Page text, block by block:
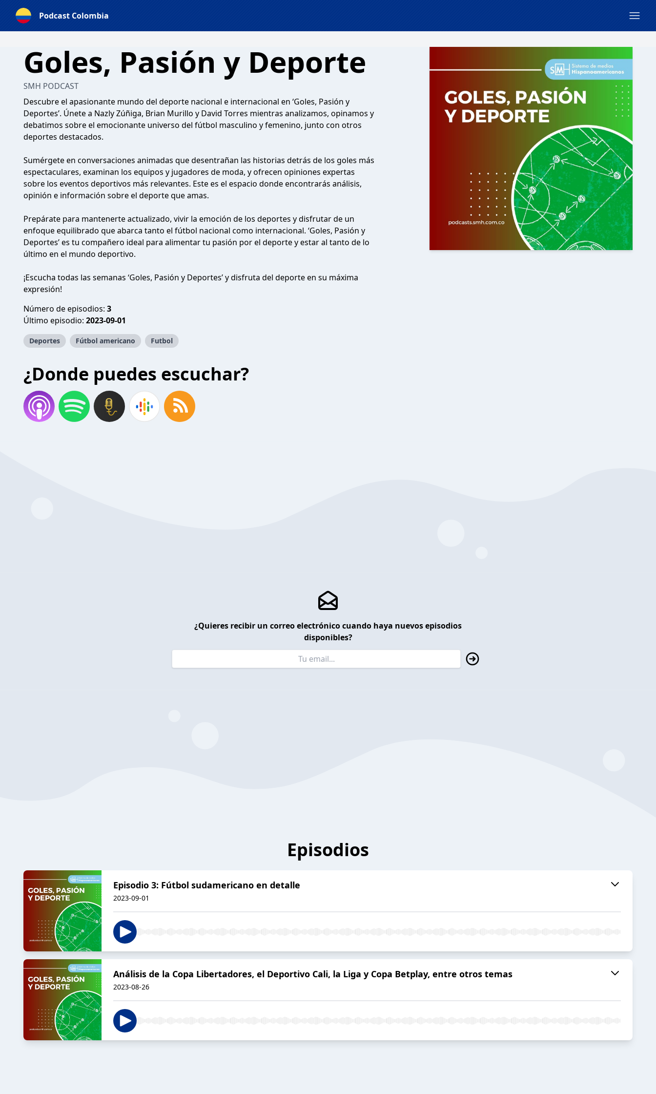
Podcast Colombia
Goles, Pasión y Deporte
SMH PODCAST
Descubre el apasionante mundo del deporte nacional e internacional en ‘Goles, Pasión y
Deportes’. Únete a Nazly Zúñiga, Brian Murillo y David Torres mientras analizamos, opinamos y
debatimos sobre el emocionante universo del fútbol masculino y femenino, junto con otros
deportes destacados.
Sumérgete en conversaciones animadas que desentrañan las historias detrás de los goles más
espectaculares, examinan los equipos y jugadores de moda, y ofrecen opiniones expertas
sobre los eventos deportivos más relevantes. Este es el espacio donde encontrarás análisis,
opinión e información sobre el deporte que amas.
Prepárate para mantenerte actualizado, vivir la emoción de los deportes y disfrutar de un
enfoque equilibrado que abarca tanto el fútbol nacional como internacional. ‘Goles, Pasión y
Deportes’ es tu compañero ideal para alimentar tu pasión por el deporte y estar al tanto de lo
último en el mundo deportivo.
¡Escucha todas las semanas ‘Goles, Pasión y Deportes’ y disfruta del deporte en su máxima
expresión!
Número de episodios: 3
Último episodio: 2023-09-01
Deportes Fútbol americano Futbol
¿Donde puedes escuchar?
¿Quieres recibir un correo electrónico cuando haya nuevos episodios
disponibles?
Episodios
Episodio 3: Fútbol sudamericano en detalle
2023-09-01
Análisis de la Copa Libertadores, el Deportivo Cali, la Liga y Copa Betplay, entre otros temas
2023-08-26